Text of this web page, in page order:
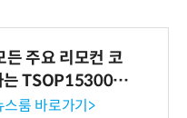
든 주요 리모컨 코
는 TSOP15300 시
신기 출시
스룸 바로가기>